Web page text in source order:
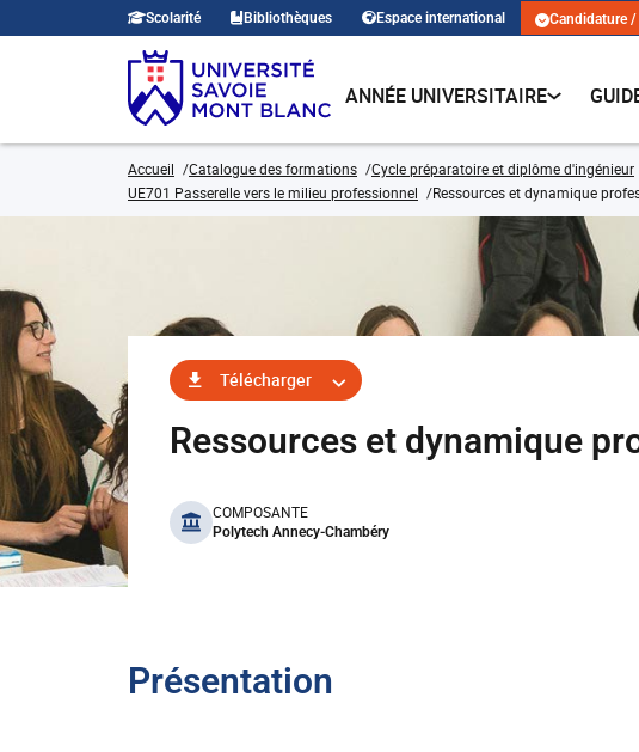
Scolarité Bibliothèques Espace international Candidature
ANNÉE UNIVERSITAIRE
Accueil Catalogue des formations Cycle préparatoire et diplôme d'ingénieur
UE701 Passerelle vers le milieu professionnel
Ressources et dynamique
Télécharger
Ressources et dynamique
benefits
COMPOSANTE
Polytech Annecy-Chambéry
Présentation